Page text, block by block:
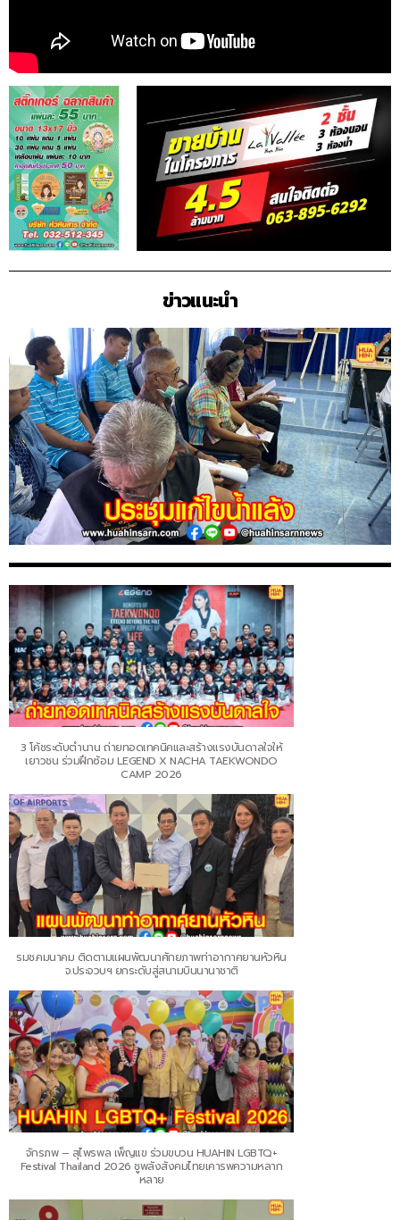
ข่าวแนะนำ
3 โค้ชระดับตำนาน ถ่ายทอดเทคนิคและสร้างแรงบันดาลใจให้
เยาวชน ร่วมฝึกซ้อม LEGEND X NACHA TAEKWONDO
CAMP 2026
รมช.คมนาคม ติดตามแผนพัฒนาศักยภาพท่าอากาศยานหัวหิน
จ.ประจวบฯ ยกระดับสู่สนามบินนานาชาติ
จักรภพ – สุไพรพล เพ็ญแข ร่วมขบวน HUAHIN LGBTQ+
Festival Thailand 2026 ชูพลังสังคมไทยเคารพความหลาก
หลาย